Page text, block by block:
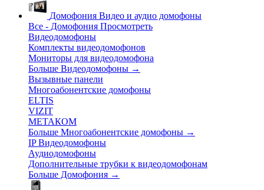
Домофония Видео и аудио домофоны
Все - Домофония Просмотреть
Видеодомофоны
Комплекты видеодомофонов
Мониторы для видеодомофона
Больше Видеодомофоны →
Вызывные панели
Многоабонентские домофоны
ELTIS
VIZIT
МЕТАКОМ
Больше Многоабонентские домофоны →
IP Видеодомофоны
Аудиодомофоны
Дополнительные трубки к видеодомофонам
Больше Домофония →